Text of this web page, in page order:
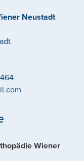
Neustadt